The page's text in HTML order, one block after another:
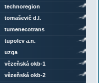
technoregion
tomaševič d.l.
tumenecotrans
tupolev a.n.
uzga
vězeňská okb-1
vězeňská okb-2